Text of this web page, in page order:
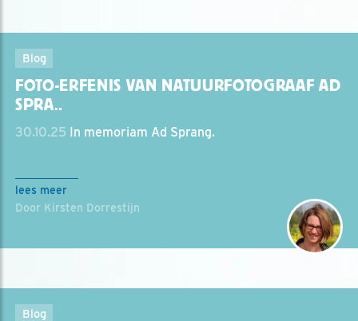
Blog
FOTO-ERFENIS VAN NATUURFOTOGRAAF AD
SPRA..
30.10.25 In memoriam Ad Sprang.
lees meer
Door Kirsten Dorrestijn
Blog